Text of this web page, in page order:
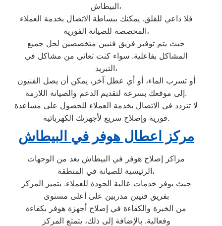
البيطاش،
فلا داعي للقلق. يمكنك ببساطة الاتصال بخدمة العملاء
المخصصة للصيانة الفورية،
حيث يتم توفير فريق فنيين متخصصين لحل جميع
المشاكل بفاعلية. سواء كنت تعاني من مشاكل في
التبريد،
أو تسرب الماء، أو أي عطل آخر، يمكن أن يصل الفنيون
إلى موقعك بسرعة لتقديم الدعم والصيانة اللازمة.
لا تتردد في الاتصال بخدمة العملاء للحصول على مساعدة
فورية وإصلاح سريع لأجهزتك الكهربائية.
مركز اعطال هوفر في البيطاش
مراكز إصلاح هوفر في البيطاش يعد من الوجهات
الرئيسية للصيانة في المنطقة،
حيث يوفر خدمات عالية الجودة للعملاء. يتميز المركز
بفريق فنيين مدربين على أعلى مستوى
من الخبرة والكفاءة في إصلاح أجهزة هوفر بكفاءة
وفعالية. بالإضافة إلى ذلك، يتمتع المركز